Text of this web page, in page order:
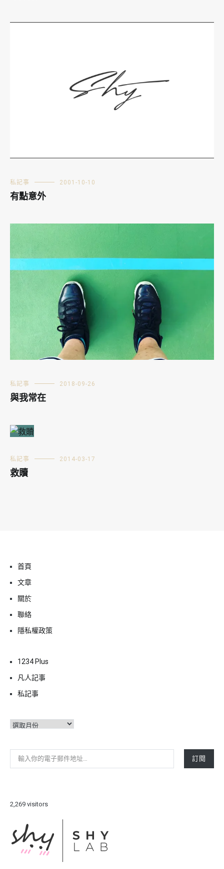
私記事 2001-10-10
有點意外
私記事 2018-09-26
與我常在
私記事 2014-03-17
救贖
首頁
文章
關於
聯絡
隱私權政策
1234 Plus
凡人記事
私記事
彙
輸入你的電子郵件地址…
訂閱
2,269 visitors